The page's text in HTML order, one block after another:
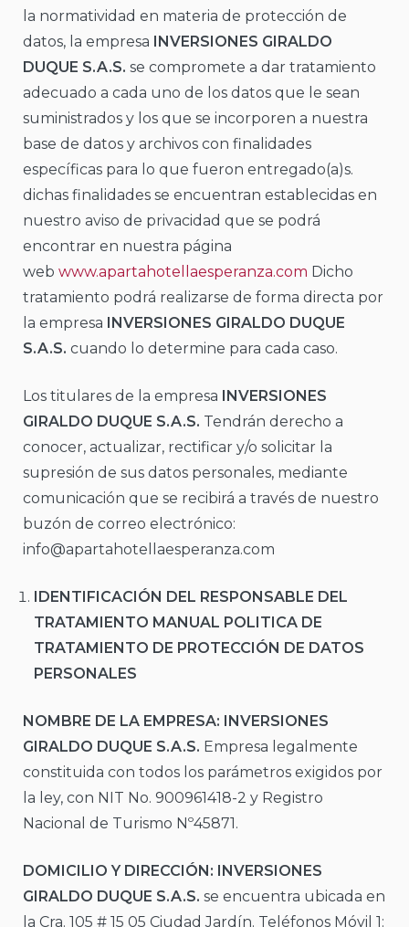
la normatividad en materia de protección de
datos, la empresa INVERSIONES GIRALDO
DUQUE S.A.S. se compromete a dar tratamiento
adecuado a cada uno de los datos que le sean
suministrados y los que se incorporen a nuestra
base de datos y archivos con finalidades
específicas para lo que fueron entregado(a)s.
dichas finalidades se encuentran establecidas en
nuestro aviso de privacidad que se podrá
encontrar en nuestra página
web www.apartahotellaesperanza.com Dicho
tratamiento podrá realizarse de forma directa por
la empresa INVERSIONES GIRALDO DUQUE
S.A.S. cuando lo determine para cada caso.
Los titulares de la empresa INVERSIONES
GIRALDO DUQUE S.A.S. Tendrán derecho a
conocer, actualizar, rectificar y/o solicitar la
supresión de sus datos personales, mediante
comunicación que se recibirá a través de nuestro
buzón de correo electrónico:
info@apartahotellaesperanza.com
IDENTIFICACIÓN DEL RESPONSABLE DEL
TRATAMIENTO MANUAL POLITICA DE
TRATAMIENTO DE PROTECCIÓN DE DATOS
PERSONALES
NOMBRE DE LA EMPRESA: INVERSIONES
GIRALDO DUQUE S.A.S. Empresa legalmente
constituida con todos los parámetros exigidos por
la ley, con NIT No. 900961418-2 y Registro
Nacional de Turismo Nº45871.
DOMICILIO Y DIRECCIÓN: INVERSIONES
GIRALDO DUQUE S.A.S. se encuentra ubicada en
la Cra. 105 # 15 05 Ciudad Jardín. Teléfonos Móvil 1: